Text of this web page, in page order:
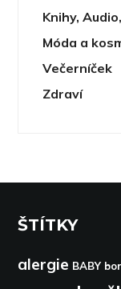
Knihy,
Móda a
Večerníček
Zdraví
ŠTÍTKY
alergie BABY